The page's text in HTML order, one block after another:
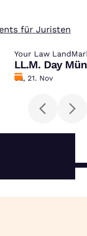
für Juristen
Your Law
:
LL.M. Day
Datum
Sa, 21. Nov